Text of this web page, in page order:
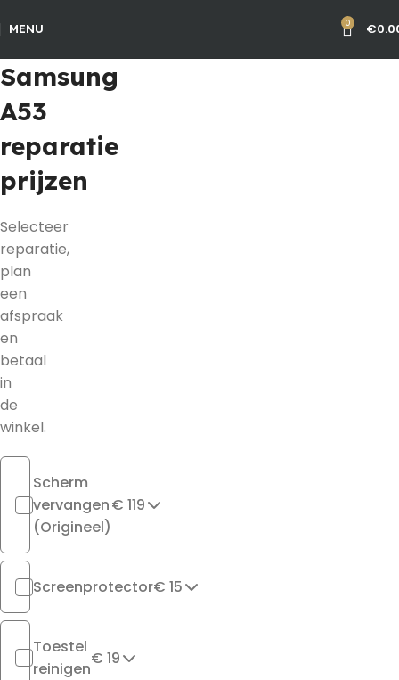
MENU 0 €
Samsung
A53
reparatie
prijzen
Selecteer
reparatie,
plan
een
afspraak
en
betaal
in
de
winkel.
Scherm
vervangen
(Origineel)
€ 119
Screenprotector€ 15
Toestel
reinigen
€ 19